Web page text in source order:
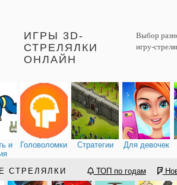
ИГРЫ 3D-
СТРЕЛЯЛКИ
ОНЛАЙН
Выбор
игру-
и
Головоломки Стратегии Для девочек
СТРЕЛЯЛКИ ТОП по годам